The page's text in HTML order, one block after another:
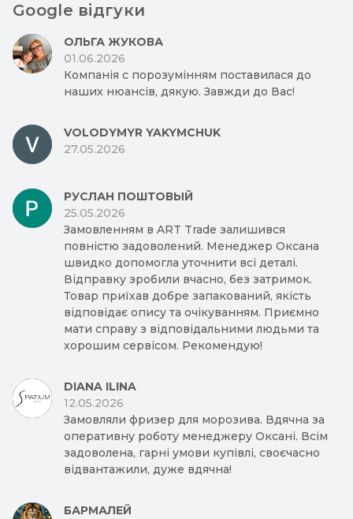
Google відгуки
ОЛЬГА ЖУКОВА
01.06.2026
Компанія с порозумінням поставилася до
наших нюансів, дякую. Завжди до Вас!
VOLODYMYR YAKYMCHUK
27.05.2026
РУСЛАН ПОШТОВЫЙ
25.05.2026
Замовленням в ART Trade залишився
повністю задоволений. Менеджер Оксана
швидко допомогла уточнити всі деталі.
Відправку зробили вчасно, без затримок.
Товар приїхав добре запакований, якість
відповідає опису та очікуванням. Приємно
мати справу з відповідальними людьми та
хорошим сервісом. Рекомендую!
DIANA ILINA
12.05.2026
Замовляли фризер для морозива. Вдячна за
оперативну роботу менеджеру Оксані. Всім
задоволена, гарні умови купівлі, своєчасно
відвантажили, дуже вдячна!
БАРМАЛЕЙ